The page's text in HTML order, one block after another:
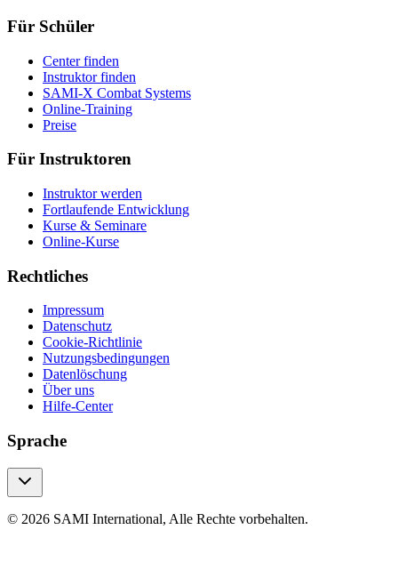
Für Schüler
Center finden
Instruktor finden
SAMI-X Combat Systems
Online-Training
Preise
Für Instruktoren
Instruktor werden
Fortlaufende Entwicklung
Kurse & Seminare
Online-Kurse
Rechtliches
Impressum
Datenschutz
Cookie-Richtlinie
Nutzungsbedingungen
Datenlöschung
Über uns
Hilfe-Center
Sprache
© 2026 SAMI International, Alle Rechte vorbehalten.